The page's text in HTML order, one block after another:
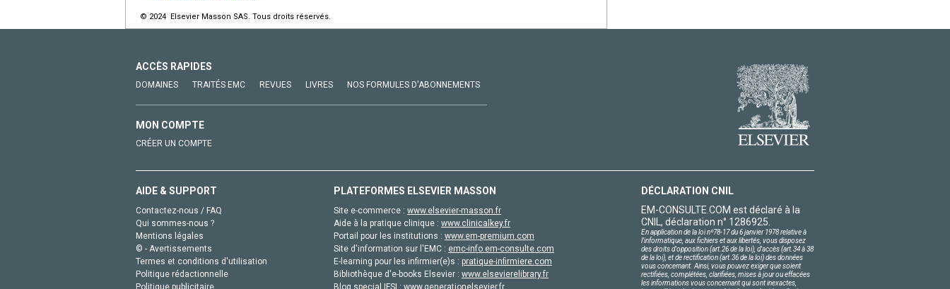
© 2024 Elsevier Masson SAS. Tous droits réservés.
ACCÈS RAPIDES
DOMAINES TRAITÉS EMC REVUES LIVRES NOS FORMULES D'ABONNEMENTS
MON COMPTE
CRÉER UN COMPTE
AIDE & SUPPORT
Contactez-nous / FAQ
Qui sommes-nous ?
Mentions légales
© - Avertissements
Termes et conditions d'utilisation
Politique rédactionnelle
Politique publicitaire
PLATEFORMES ELSEVIER MASSON
Site e-commerce : www.elsevier-masson.fr
Aide à la pratique clinique : www.clinicalkey.fr
Portail pour les institutions : www.em-premium.com
Site d'information sur l'EMC : emc-info.em-consulte.com
E-learning pour les infirmier(e)s : pratique-infirmiere.com
Bibliothèque d'e-books Elsevier : www.elsevierelibrary.fr
Blog special IFSI : www.generationelsevier.fr
DÉCLARATION CNIL
EM-CONSULTE.COM est déclaré à la
CNIL, déclaration n° 1286925.
En application de la loi nº78-17 du 6 janvier 1978 relative à
l'informatique, aux fichiers et aux libertés, vous disposez
des droits d'opposition (art.26 de la loi), d'accès (art.34 à 38
de la loi), et de rectification (art.36 de la loi) des données
vous concernant. Ainsi, vous pouvez exiger que soient
rectifiées, complétées, clarifiées, mises à jour ou effacées
les informations vous concernant qui sont inexactes,